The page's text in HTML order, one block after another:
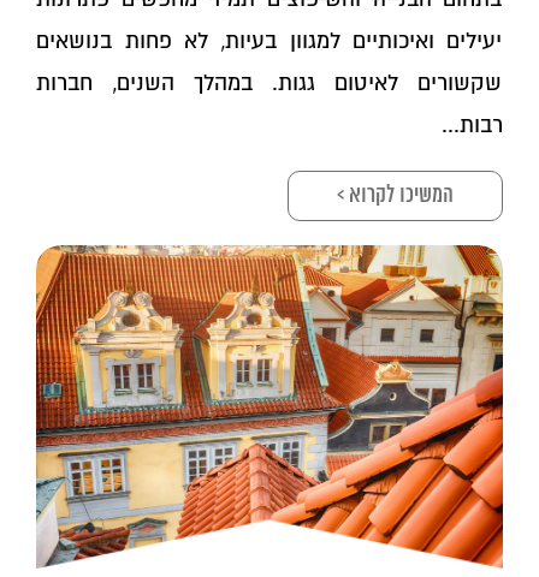
יעילים ואיכותיים למגוון בעיות, לא פחות בנושאים
שקשורים לאיטום גגות. במהלך השנים, חברות
רבות...
המשיכו לקרוא >